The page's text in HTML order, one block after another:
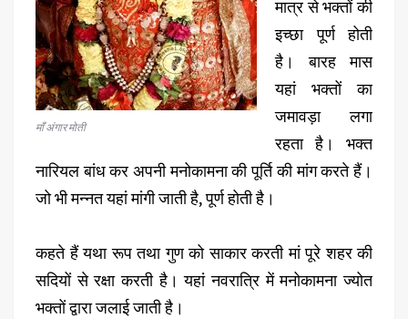
माँ अंगार मोती
मात्र से भक्तों की
इच्छा पूर्ण होती
है। बारह मास
यहां भक्तों का
जमावड़ा लगा
रहता है। भक्त
नारियल बांध कर अपनी मनोकामना की पूर्ति की मांग करते हैं।
जो भी मन्नत यहां मांगी जाती है, पूर्ण होती है।
कहते हैं यथा रूप तथा गुण को साकार करती मां पूरे शहर की
सदियों से रक्षा करती है। यहां नवरात्रि में मनोकामना ज्योत
भक्तों द्वारा जलाई जाती है।